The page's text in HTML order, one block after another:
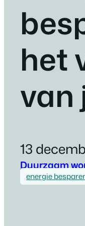
het
van
13
Duurzaam
energie